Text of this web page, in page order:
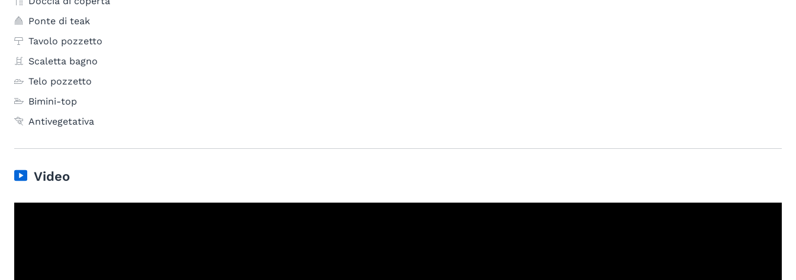
Ponte di teak
Tavolo pozzetto
Scaletta bagno
Telo pozzetto
Bimini-top
Antivegetativa
Video